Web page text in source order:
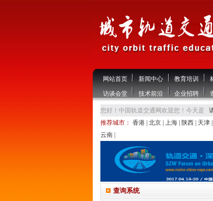
网站首页 新闻中心 教育培训
访谈会堂 技术前沿 企业招聘
您好！中国轨道交通网欢迎您！今天是
推荐城市： 香港 北京 上海 陕西 天津
云南
查询系统